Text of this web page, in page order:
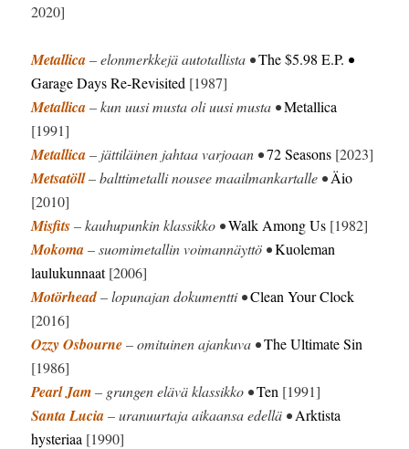
2020]
Metallica– elonmerkkejä autotallista •The $5.98 E.P. •
Garage Days Re-Revisited [1987]
Metallica– kun uusi musta oli uusi musta •Metallica
[1991]
Metallica– jättiläinen jahtaa varjoaan •72 Seasons [2023]
Metsatöll– balttimetalli nousee maailmankartalle •Äio
[2010]
Misfits– kauhupunkin klassikko •Walk Among Us [1982]
Mokoma– suomimetallin voimannäyttö •Kuoleman
laulukunnaat[2006]
Motörhead– lopunajan dokumentti •Clean Your Clock
[2016]
Ozzy Osbourne– omituinen ajankuva •The Ultimate Sin
[1986]
Pearl Jam– grungen elävä klassikko •Ten [1991]
Santa Lucia– uranuurtaja aikaansa edellä •Arktista
hysteriaa [1990]